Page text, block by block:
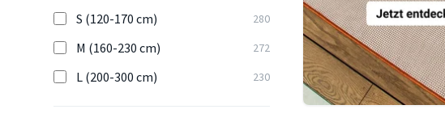
S (120-170 cm) 280
M (160-230 cm) 272
L (200-300 cm) 230